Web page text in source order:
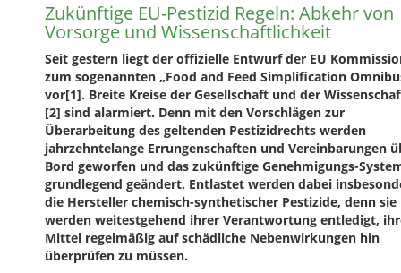
Zukünftige EU-Pestizid Regeln: Abkehr von
Vorsorge und Wissenschaftlichkeit
Seit gestern liegt der offizielle Entwurf der EU
zum sogenannten „Food and Feed Simplification
vor[1]. Breite Kreise der Gesellschaft und der
[2] sind alarmiert. Denn mit den Vorschlägen zur
Überarbeitung des geltenden Pestizidrechts werden
jahrzehntelange Errungenschaften und Vereinbarungen
Bord geworfen und das zukünftige Genehmigungs-
grundlegend geändert. Entlastet werden dabei
die Hersteller chemisch-synthetischer Pestizide, denn sie
werden weitestgehend ihrer Verantwortung entledigt,
Mittel regelmäßig auf schädliche Nebenwirkungen hin
überprüfen zu müssen.